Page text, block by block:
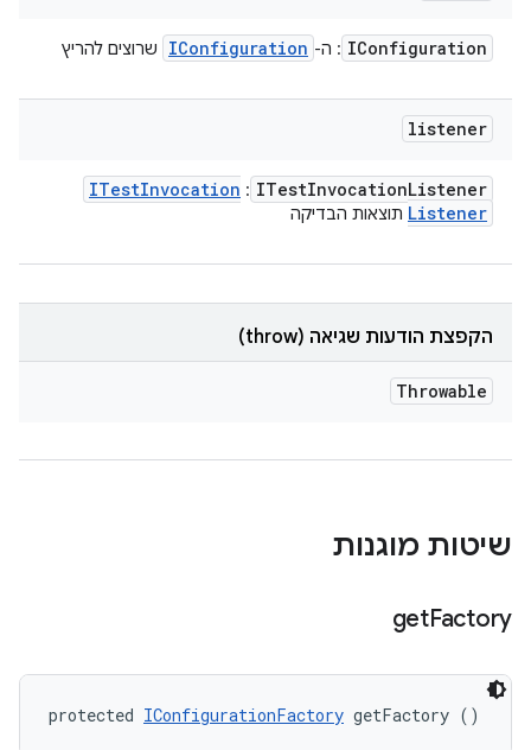
IConfiguration : ה- IConfiguration שרוצים להריץ
listener
ITestInvocationListener
:
ITestInvocation
Listener תוצאות הבדיקה
הקפצת הודעות שגיאה (throw)
Throwable
שיטות מוגנות
getFactory
protected IConfigurationFactory getFactory ()